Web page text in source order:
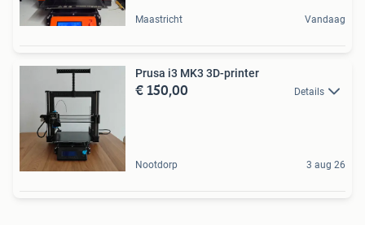
Maastricht Vandaag
Prusa i3 MK3 3D-printer
€ 150,00 Details
Nootdorp 3 aug 26